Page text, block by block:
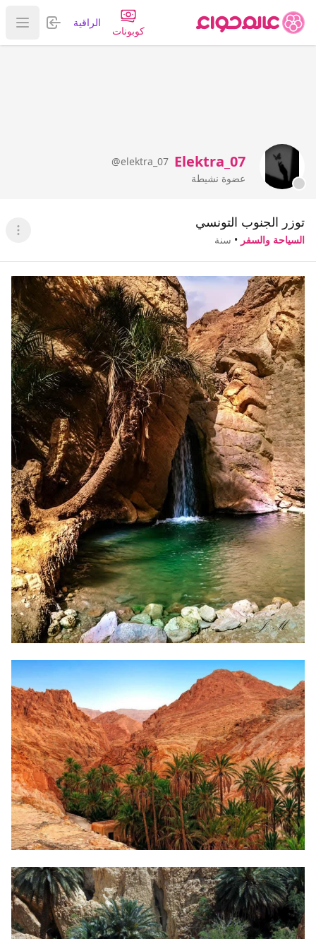
كوبونات
الراقية تسجيل
عرض
Elektra_07
@elektra_07
عضوة نشيطة
توزر الجنوب التونسي
السياحة والسفر • سنة عرض